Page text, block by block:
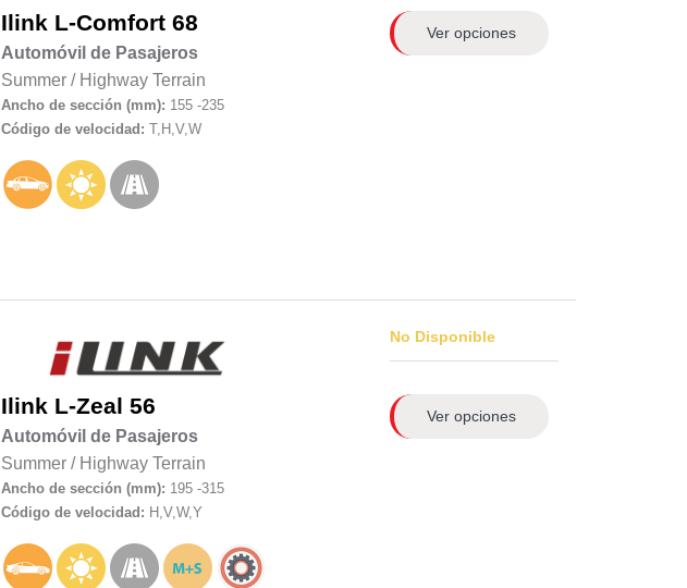
Ilink L-Comfort 68
Automóvil de Pasajeros
Summer/ Highway Terrain
Ancho de sección (mm): 155 -235
Código de velocidad: T,H,V,W
Ver opciones
Ilink L-Zeal 56
Automóvil de Pasajeros
Summer/ Highway Terrain
Ancho de sección (mm): 195 -315
Código de velocidad: H,V,W,Y
No Disponible
Ver opciones